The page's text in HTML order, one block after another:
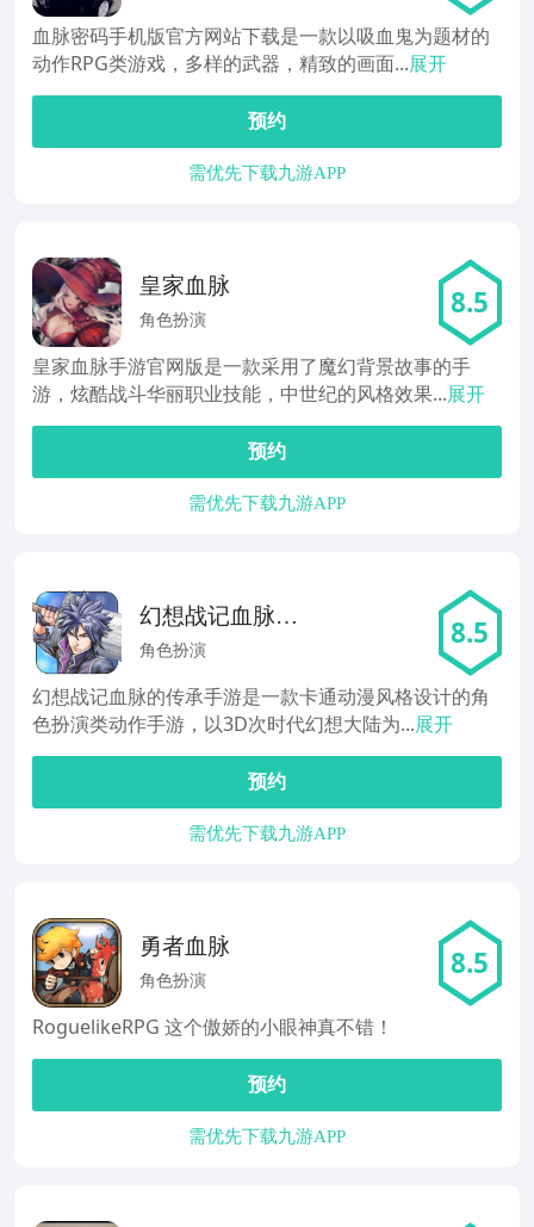
血脉密码手机版官方网站下载是一款以吸血鬼为题材的
动作RPG类游戏，多样的武器，精致的画面...展开
预约
需优先下载九游APP
皇家血脉
角色扮演 8.5
皇家血脉手游官网版是一款采用了魔幻背景故事的手
游，炫酷战斗华丽职业技能，中世纪的风格效果...展开
预约
需优先下载九游APP
幻想战记血脉的
传承
角色扮演 8.5
幻想战记血脉的传承手游是一款卡通动漫风格设计的角
色扮演类动作手游，以3D次时代幻想大陆为...展开
预约
需优先下载九游APP
勇者血脉
角色扮演 8.5
RoguelikeRPG 这个傲娇的小眼神真不错！
预约
需优先下载九游APP